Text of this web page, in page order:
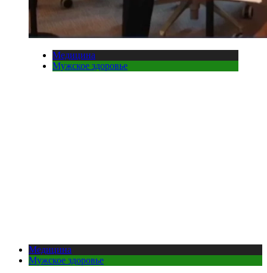
Медицина
Мужское здоровье
Медицина
Мужское здоровье